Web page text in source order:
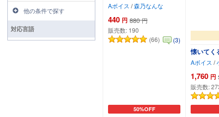
Aボイス /森乃なんな
440 円 880 円
販売数: 190
(66)
(3)
50%OFF
カートに追加
懐いてく
Aボイス /
1,760 円
販売数:
他の条件で探す
対応言語